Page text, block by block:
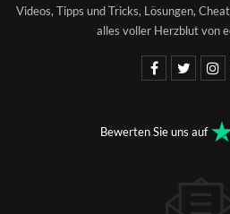
Videos, Tipps und Tricks, Lösungen,
alles voller Herzblut von
Bewerten Sie uns auf